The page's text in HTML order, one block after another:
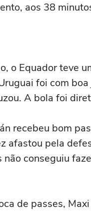
aos 38
o Equador teve
foi com
A bola foi
recebeu bom
afastou pela
conseguiu
de passes,